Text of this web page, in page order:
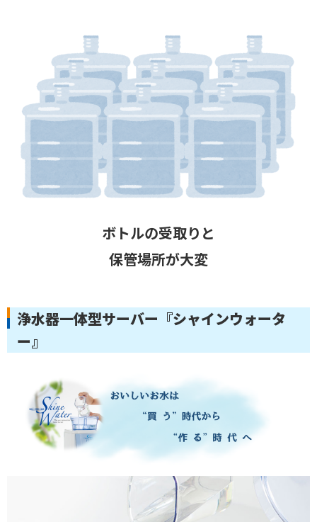
ボトルの受取りと
保管場所が大変
浄水器一体型サーバー『シャインウォータ
ー』